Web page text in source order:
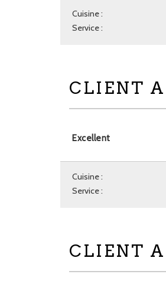
Cuisine :
Service :
CLIENT A
Excellent
Cuisine :
Service :
CLIENT A